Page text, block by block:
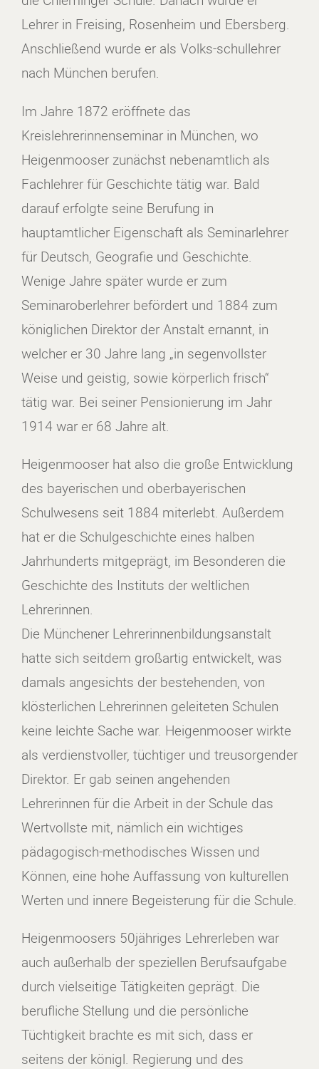
Lehrer in Freising, Rosenheim und Ebersberg.
Anschließend wurde er als Volks-schullehrer
nach München berufen.
Im Jahre 1872 eröffnete das
Kreislehrerinnenseminar in München, wo
Heigenmooser zunächst nebenamtlich als
Fachlehrer für Geschichte tätig war. Bald
darauf erfolgte seine Berufung in
hauptamtlicher Eigenschaft als Seminarlehrer
für Deutsch, Geografie und Geschichte.
Wenige Jahre später wurde er zum
Seminaroberlehrer befördert und 1884 zum
königlichen Direktor der Anstalt ernannt, in
welcher er 30 Jahre lang „in segenvollster
Weise und geistig, sowie körperlich frisch“
tätig war. Bei seiner Pensionierung im Jahr
1914 war er 68 Jahre alt.
Heigenmooser hat also die große Entwicklung
des bayerischen und oberbayerischen
Schulwesens seit 1884 miterlebt. Außerdem
hat er die Schulgeschichte eines halben
Jahrhunderts mitgeprägt, im Besonderen die
Geschichte des Instituts der weltlichen
Lehrerinnen.
Die Münchener Lehrerinnenbildungsanstalt
hatte sich seitdem großartig entwickelt, was
damals angesichts der bestehenden, von
klösterlichen Lehrerinnen geleiteten Schulen
keine leichte Sache war. Heigenmooser wirkte
als verdienstvoller, tüchtiger und treusorgender
Direktor. Er gab seinen angehenden
Lehrerinnen für die Arbeit in der Schule das
Wertvollste mit, nämlich ein wichtiges
pädagogisch-methodisches Wissen und
Können, eine hohe Auffassung von kulturellen
Werten und innere Begeisterung für die Schule.
Heigenmoosers 50jähriges Lehrerleben war
auch außerhalb der speziellen Berufsaufgabe
durch vielseitige Tätigkeiten geprägt. Die
berufliche Stellung und die persönliche
Tüchtigkeit brachte es mit sich, dass er
seitens der königl. Regierung und des